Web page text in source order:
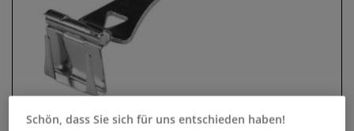
Schön, dass Sie sich für uns entschieden haben!